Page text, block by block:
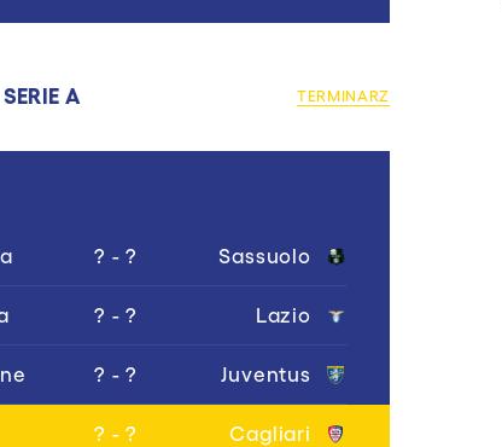
A TERMINARZ
? - ? Sassuolo
? - ? Lazio
? - ? Juventus
? - ? Cagliari